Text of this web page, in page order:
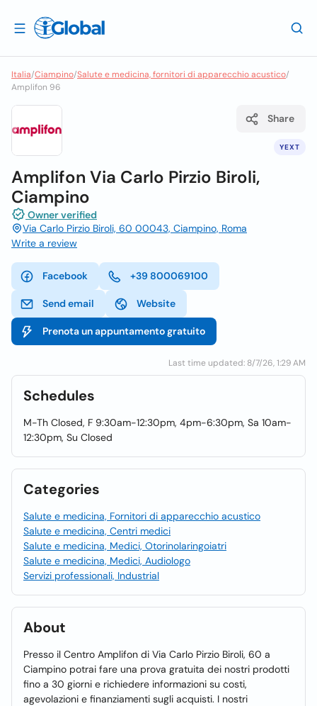
Italia/Ciampino/Salute e medicina, fornitori di apparecchio acustico/
Amplifon 96
YEXT
Share
Amplifon Via Carlo Pirzio Biroli,
Ciampino
Owner verified
Via Carlo Pirzio Biroli, 60 00043, Ciampino, Roma
Write a review
Facebook +39 800069100
Send email Website
Prenota un appuntamento gratuito
Last time updated: 8/7/26, 1:29 AM
Schedules
M-Th Closed, F 9:30am-12:30pm, 4pm-6:30pm, Sa 10am-
12:30pm, Su Closed
Categories
Salute e medicina, Fornitori di apparecchio acustico
Salute e medicina, Centri medici
Salute e medicina, Medici, Otorinolaringoiatri
Salute e medicina, Medici, Audiologo
Servizi professionali, Industrial
About
Presso il Centro Amplifon di Via Carlo Pirzio Biroli, 60 a
Ciampino potrai fare una prova gratuita dei nostri prodotti
fino a 30 giorni e richiedere informazioni su costi,
agevolazioni e finanziamenti sugli acquisti. I nostri